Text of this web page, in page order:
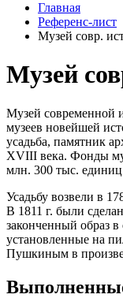
Главная
Референс-лист
Музей совр.
Музей
Музей современной
музеев новейшей
усадьба, памятник
XVIII века. Фонды
млн. 300 тыс.
Усадьбу возвели в
В 1811 г. были
законченный образ
установленные на
Пушкиным в